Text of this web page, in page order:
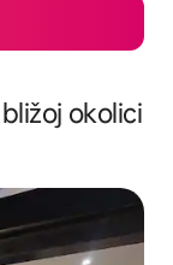
okolici
gosti”